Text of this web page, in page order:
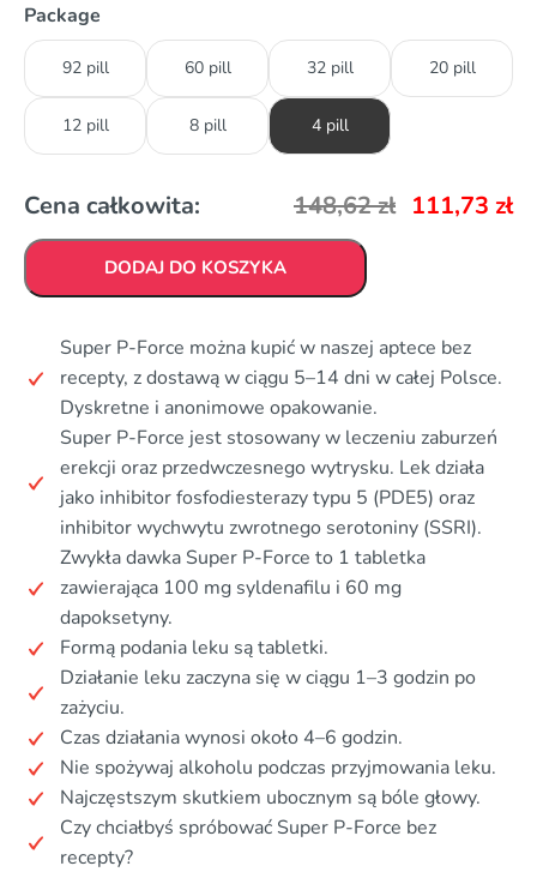
Package
92 pill 60 pill 32 pill 20 pill
12 pill 8 pill 4 pill
Cena całkowita: 148,62zł 111,73 zł
DODAJ DO KOSZYKA
Super P-Force można kupić w naszej aptece bez
recepty, z dostawą w ciągu 5–14 dni w całej Polsce.
Dyskretne i anonimowe opakowanie.
Super P-Force jest stosowany w leczeniu zaburzeń
erekcji oraz przedwczesnego wytrysku. Lek działa
jako inhibitor fosfodiesterazy typu 5 (PDE5) oraz
inhibitor wychwytu zwrotnego serotoniny (SSRI).
Zwykła dawka Super P-Force to 1 tabletka
zawierająca 100 mg syldenafilu i 60 mg
dapoksetyny.
Formą podania leku są tabletki.
Działanie leku zaczyna się w ciągu 1–3 godzin po
zażyciu.
Czas działania wynosi około 4–6 godzin.
Nie spożywaj alkoholu podczas przyjmowania leku.
Najczęstszym skutkiem ubocznym są bóle głowy.
Czy chciałbyś spróbować Super P-Force bez
recepty?